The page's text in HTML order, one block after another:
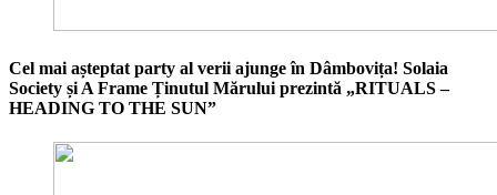
Cel mai așteptat party al verii ajunge în Dâmbovița! Solaia
Society și A Frame Ținutul Mărului prezintă „RITUALS –
HEADING TO THE SUN”